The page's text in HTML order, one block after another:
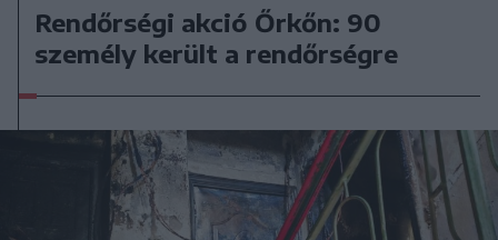
Rendőrségi akció Őrkőn: 90
személy került a rendőrségre